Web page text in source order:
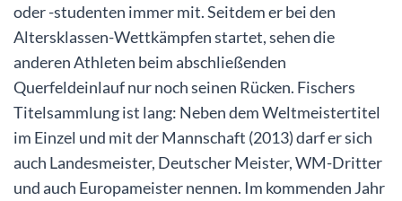
oder -studenten immer mit. Seitdem er bei den
Altersklassen-Wettkämpfen startet, sehen die
anderen Athleten beim abschließenden
Querfeldeinlauf nur noch seinen Rücken. Fischers
Titelsammlung ist lang: Neben dem Weltmeistertitel
im Einzel und mit der Mannschaft (2013) darf er sich
auch Landesmeister, Deutscher Meister, WM-Dritter
und auch Europameister nennen. Im kommenden Jahr